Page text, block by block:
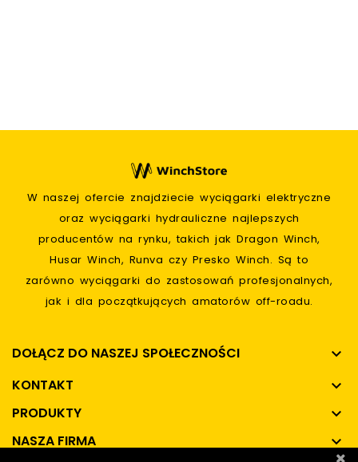
W naszej ofercie znajdziecie wyciągarki elektryczne
oraz wyciągarki hydrauliczne najlepszych
producentów na rynku, takich jak Dragon Winch,
Husar Winch, Runva czy Presko Winch. Są to
zarówno wyciągarki do zastosowań profesjonalnych,
jak i dla początkujących amatorów off-roadu.
DOŁĄCZ DO NASZEJ SPOŁECZNOŚCI 
KONTAKT 
PRODUKTY 
NASZA FIRMA 